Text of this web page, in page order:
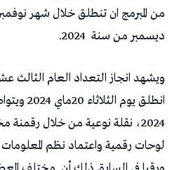
من المبرمج ان تنطلق خلال شهر
ديسمبر من سنة 2024.
ويشهد انجاز التعداد العام الثالث
2024، نقلة نوعية من خلال
لوحات رقمية واعتماد نظم المعلومات